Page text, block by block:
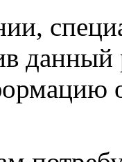
данный